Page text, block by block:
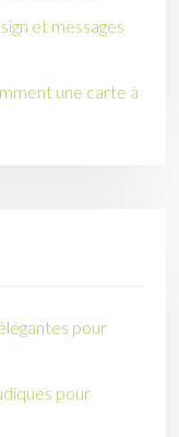
et messages
une carte à
pour
pour